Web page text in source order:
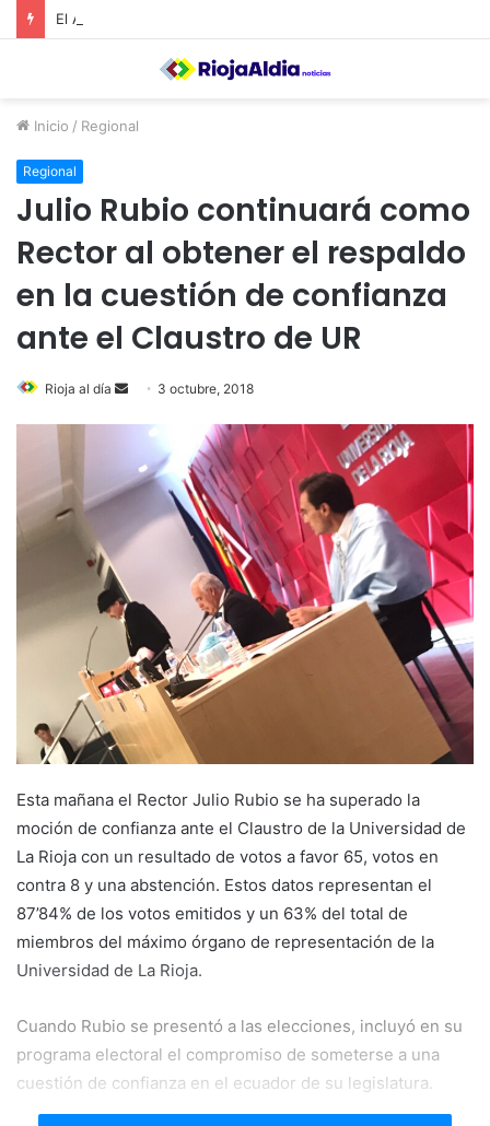
Inicio / Regional
Regional
Julio Rubio continuará como
Rector al obtener el respaldo
en la cuestión de confianza
ante el Claustro de UR
Rioja al día
a
e
a
l
3 octubre, 2018
Esta mañana el Rector Julio Rubio se ha superado la
moción de confianza ante el Claustro de la Universidad de
La Rioja con un resultado de votos a favor 65, votos en
contra 8 y una abstención. Estos datos representan el
87’84% de los votos emitidos y un 63% del total de
miembros del máximo órgano de representación de la
Universidad de La Rioja.
Cuando Rubio se presentó a las elecciones, incluyó en su
programa electoral el compromiso de someterse a una
cuestión de confianza en el ecuador de su legislatura.